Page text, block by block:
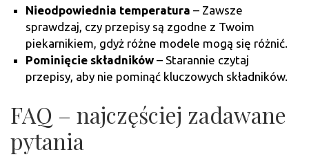
Nieodpowiednia temperatura – Zawsze
sprawdzaj, czy przepisy są zgodne z Twoim
piekarnikiem, gdyż różne modele mogą się różnić.
Pominięcie składników – Starannie czytaj
przepisy, aby nie pominąć kluczowych składników.
FAQ – najczęściej zadawane
pytania